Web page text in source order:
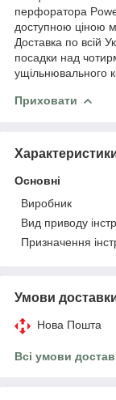
перфоратора
доступною ціною
Доставка по всій
посадки над
ущільнювального
Приховати
Основні
Виробник
Вид приводу
Призначення
Умови
Нова Пошта
Всі умови